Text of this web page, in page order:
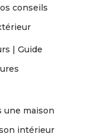
conseils
| Guide
une maison
intérieur